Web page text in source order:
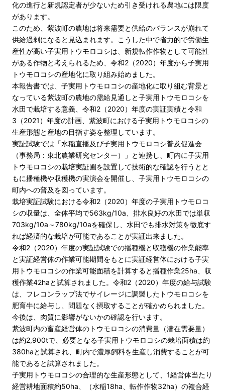
化の進行と新規認定者が少ないため引き受けれる農地には限度
があります。
このため、紫波町の農地は将来需要と供給のバランスが崩れて
供給過剰になると見込まれます。こうした中で省力的で労働生
産性が高い子実用トウモロコシは、新規転作作物として可能性
がある作物と考えられるため、令和2（2020）年度から子実用
トウモロコシの産地化に取り組み始めました。
本報告書では、子実用トウモロコシの産地化に取り組む背景と
なっている紫波町の農地の需給見通しと子実用トウモロコシを
水田で栽培する意義、令和2（2020）年度の実証実績と令和
3（2021）年度の計画、紫波町における子実用トウモロコシの
生産形態と産地の目指す姿を整理しています。
実証試験では「水稲直播及び子実用トウモロコシ普及促進会
（事務局：東北農業研究センター）」と連携し、町内に子実用
トウモロコシの栽培実証圃を設置して技術的な確認を行うとと
もに播種機や収穫機の実演会を開催し、子実用トウモロコシの
町内への普及を図っています。
栽培実証試験における令和2（2020）年度の子実用トウモロコ
シの収量は、全体平均で563kg/10a、排水良好の水田では単収
703kg/10a～780kg/10aを確保し、水田でも排水対策を徹底す
れば経済的な栽培が可能であることが実証出来ました。
令和2（2020）年度の実証試験での播種機と収穫機の作業能率
と実証経営体の作業可能期間をもとに実証経営体における子実
用トウモロコシの作業可能面積を計算すると播種作業25ha、収
穫作業42haと試算されました。令和2（2020）年度の給与試験
は、フレコンラップ法でサイレージに調製したトウモロコシを
肥育牛に給与し、問題なく摂取することが確かめられました。
今後は、肉質に影響がないかの確認を行います。
紫波町内の畜産経営体のトウモロコシの消費量（潜在需要量）
は約2,900tで、必要となる子実用トウモロコシの栽培面積は約
380haと試算され、町内で濃厚飼料を生産し消費することが可
能であると試算されました。
子実用トウモロコシの合理的な生産形態として、1経営体当たり
経営耕地面積約50ha、（水稲18ha、転作作物32ha）の複合経